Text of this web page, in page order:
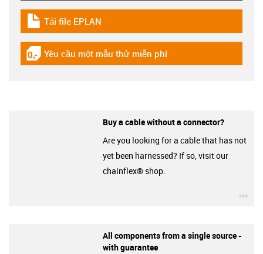
igus-icon-download-plan
Tải file EPLAN
igus-icon-gratismuster
Yêu cầu một mẫu thử miễn phí
Buy a cable without a connector?
Are you looking for a cable that has not
yet been harnessed? If so, visit our
chainflex® shop.
All components from a single source -
with guarantee